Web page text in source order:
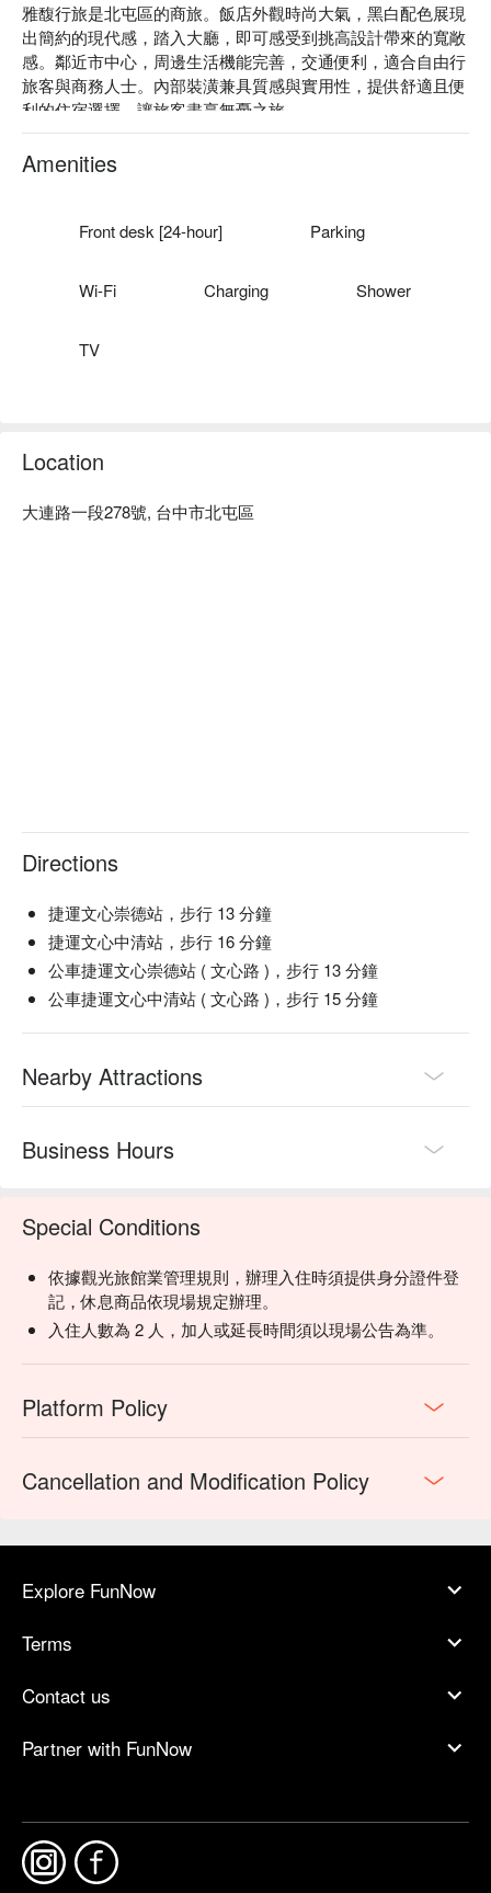
雅馥行旅是北屯區的商旅。飯店外觀時尚大氣，黑白配色展現
出簡約的現代感，踏入大廳，即可感受到挑高設計帶來的寬敞
感。鄰近市中心，周邊生活機能完善，交通便利，適合自由行
旅客與商務人士。內部裝潢兼具質感與實用性，提供舒適且便
利的住宿選擇，讓旅客盡享無憂之旅。
雅馥行旅評價：Google 4.1 星
雅馥行旅推薦：離台中洲際棒球場約 10 分鐘車程。
Amenities
Front desk [24-hour] Parking
Wi-Fi Charging Shower
TV
Location
大連路一段278號, 台中市北屯區
Directions
捷運文心崇德站，步行 13 分鐘
捷運文心中清站，步行 16 分鐘
公車捷運文心崇德站 ( 文心路 )，步行 13 分鐘
公車捷運文心中清站 ( 文心路 )，步行 15 分鐘
Nearby Attractions
Business Hours
Special Conditions
依據觀光旅館業管理規則，辦理入住時須提供身分證件登
記，休息商品依現場規定辦理。
入住人數為 2 人，加人或延長時間須以現場公告為準。
Platform Policy
Cancellation and Modification Policy
Explore FunNow
Terms
Contact us
Partner with FunNow